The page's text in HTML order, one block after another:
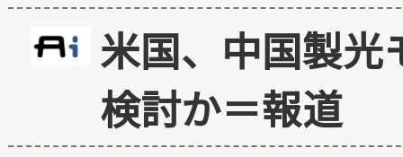
米国、中国製光
検討か＝報道